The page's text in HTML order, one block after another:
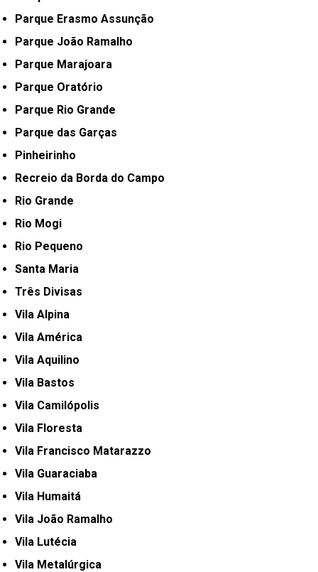
Parque Erasmo Assunção
Parque João Ramalho
Parque Marajoara
Parque Oratório
Parque Rio Grande
Parque das Garças
Pinheirinho
Recreio da Borda do Campo
Rio Grande
Rio Mogi
Rio Pequeno
Santa Maria
Três Divisas
Vila Alpina
Vila América
Vila Aquilino
Vila Bastos
Vila Camilópolis
Vila Floresta
Vila Francisco Matarazzo
Vila Guaraciaba
Vila Humaitá
Vila João Ramalho
Vila Lutécia
Vila Metalúrgica